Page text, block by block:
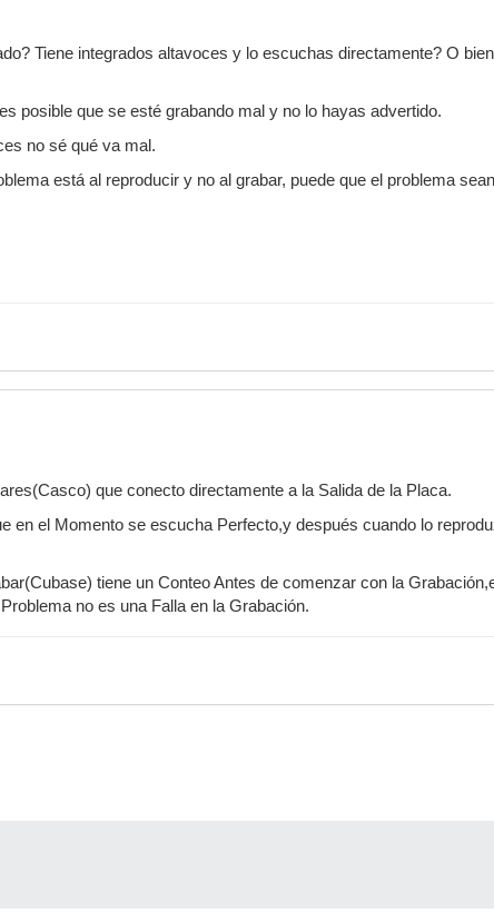
Tiene integrados altavoces y lo escuchas directamente? O
posible que se esté grabando mal y no lo hayas advertido.
no sé qué va mal.
está al reproducir y no al grabar, puede que el problema
que conecto directamente a la Salida de la Placa.
en el Momento se escucha Perfecto,y después cuando lo
tiene un Conteo Antes de comenzar con la
no es una Falla en la Grabación.